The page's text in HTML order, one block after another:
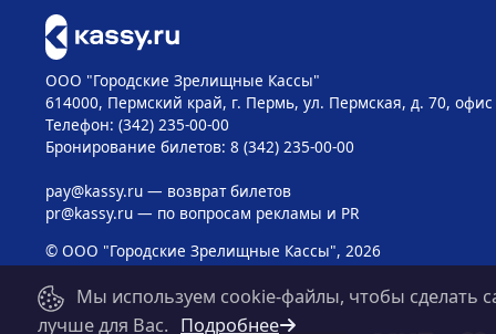
ООО "Городские Зрелищные Кассы"
614000, Пермский край, г. Пермь, ул. Пермская, д. 70, офис
Телефон: (342) 235-00-00
Бронирование билетов: 8 (342) 235-00-00
pay@kassy.ru— возврат билетов
pr@kassy.ru— по вопросам рекламы и PR
© ООО "Городские Зрелищные Кассы", 2026
Мы используем cookie-файлы, чтобы сделать
лучше для Вас. Подробнее